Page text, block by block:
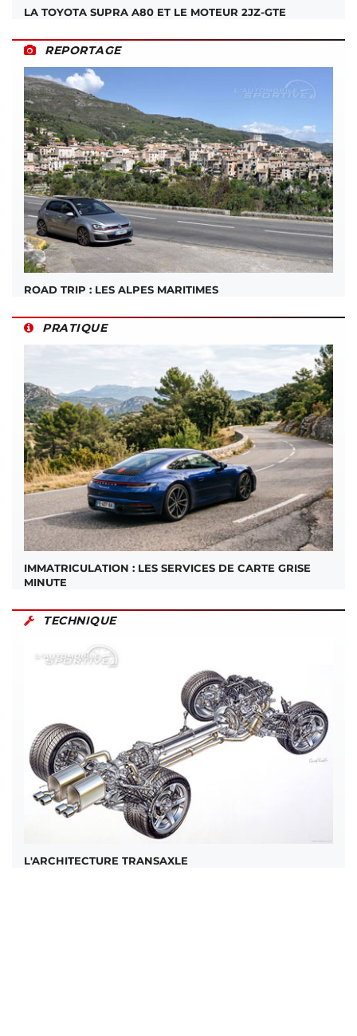
LA TOYOTA SUPRA A80 ET LE MOTEUR 2JZ-GTE
REPORTAGE
ROAD TRIP : LES ALPES MARITIMES
PRATIQUE
IMMATRICULATION : LES SERVICES DE CARTE GRISE
MINUTE
TECHNIQUE
L'ARCHITECTURE TRANSAXLE